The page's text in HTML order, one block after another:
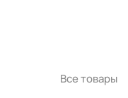
Все товары